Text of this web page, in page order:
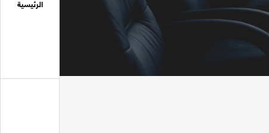
الرئيسية